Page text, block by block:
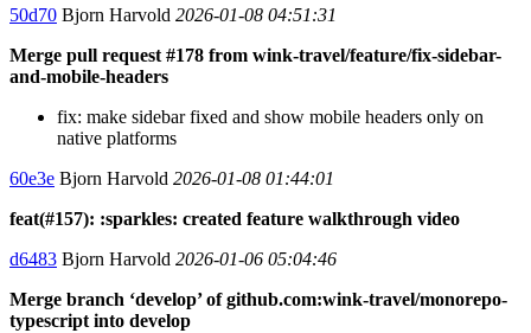
50d70 Bjorn Harvold 2026-01-08 04:51:31
Merge pull request #178 from wink-travel/feature/fix-sidebar-
and-mobile-headers
fix: make sidebar fixed and show mobile headers only on
native platforms
60e3e Bjorn Harvold 2026-01-08 01:44:01
feat(#157): :sparkles: created feature walkthrough video
d6483 Bjorn Harvold 2026-01-06 05:04:46
Merge branch ‘develop’ of github.com:wink-travel/monorepo-
typescript into develop